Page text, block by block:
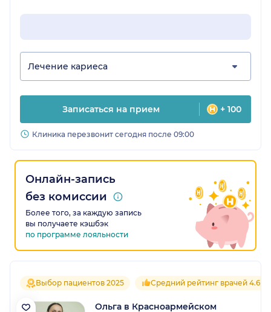
Лечение кариеса
Записаться на прием + 100
Клиника перезвонит сегодня после 09:00
Онлайн-запись
без комиссии
Более того, за каждую запись
вы получаете кэшбэк
по программе лояльности
Выбор пациентов 2025 Средний рейтинг врачей 4.6
Ольга в Красноармейском